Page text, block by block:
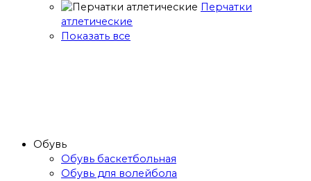
Перчатки
атлетические
Показать все
Обувь
Обувь баскетбольная
Обувь для волейбола